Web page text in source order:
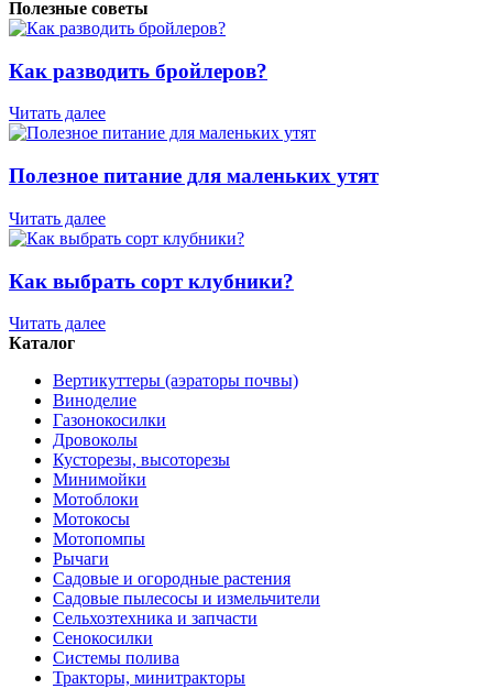
Полезные советы
Как разводить бройлеров?
Читать далее
Полезное питание для маленьких утят
Читать далее
Как выбрать сорт клубники?
Читать далее
Каталог
Вертикуттеры (аэраторы почвы)
Виноделие
Газонокосилки
Дровоколы
Кусторезы, высоторезы
Минимойки
Мотоблоки
Мотокосы
Мотопомпы
Рычаги
Садовые и огородные растения
Садовые пылесосы и измельчители
Сельхозтехника и запчасти
Сенокосилки
Системы полива
Тракторы, минитракторы